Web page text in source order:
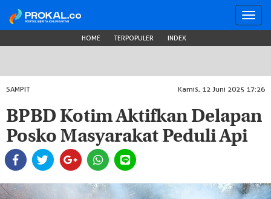
HOME TERPOPULER INDEX
SAMPIT Kamis, 12 Juni 2025 17:26
BPBD Kotim Aktifkan Delapan
Posko Masyarakat Peduli Api